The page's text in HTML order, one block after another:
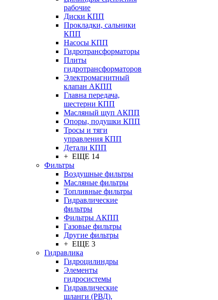
рабочие
Диски КПП
Прокладки, сальники
КПП
Насосы КПП
Гидротрансформаторы
Плиты
гидротрансформаторов
Электромагнитный
клапан АКПП
Главна передача,
шестерни КПП
Масляный щуп АКПП
Опоры, подушки КПП
Тросы и тяги
управления КПП
Детали КПП
+ ЕЩЕ 14
Фильтры
Воздушные фильтры
Масляные фильтры
Топливные фильтры
Гидравлические
фильтры
Фильтры АКПП
Газовые фильтры
Другие фильтры
+ ЕЩЕ 3
Гидравлика
Гидроцилиндры
Элементы
гидросистемы
Гидравлические
шланги (РВД),